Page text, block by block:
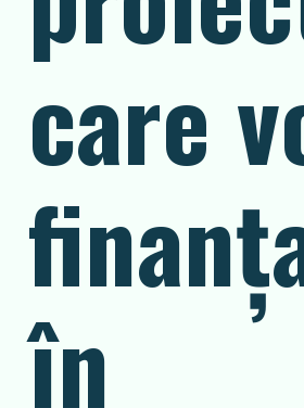
care
în